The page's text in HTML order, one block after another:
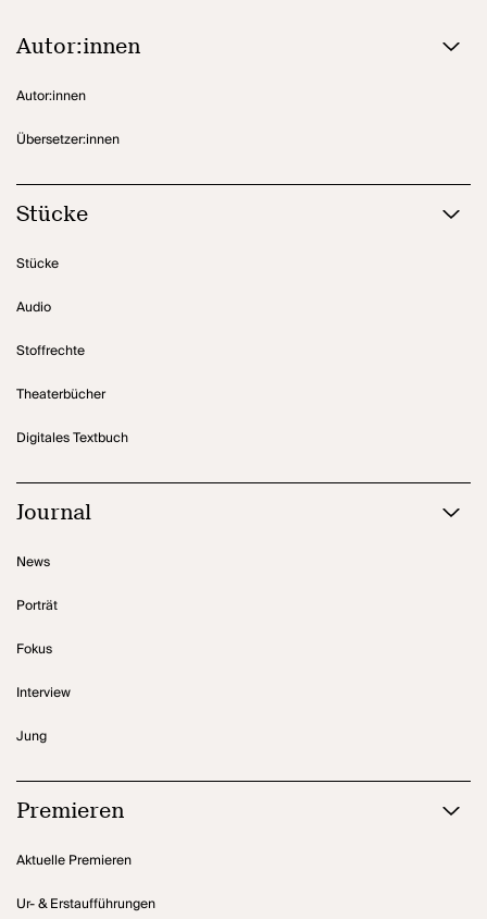
Autor:innen
Autor:innen
Übersetzer:innen
Stücke
Stücke
Audio
Stoffrechte
Theaterbücher
Digitales Textbuch
Journal
News
Porträt
Fokus
Interview
Jung
Premieren
Aktuelle Premieren
Ur- & Erstaufführungen